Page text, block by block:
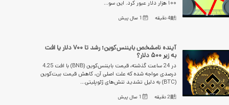
4دقیقه 1 سال پیش
آینده نامشخص بایننس‌کوین؛ رشد تا ۷۰۰ دلار یا افت
به زیر ۵۰۰ دلار؟
در 24 ساعت گذشته، قیمت بایننس‌کوین (BNB) با افت 4.25
درصدی مواجه شده که علت اصلی آن، کاهش قیمت بیت‌کوین
2دقیقه 1 سال پیش